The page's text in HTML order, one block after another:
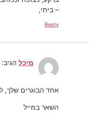
– ביתי,
Reply
מיכל הגיב:
אחד הבוגרים שלך,
השאר במייל